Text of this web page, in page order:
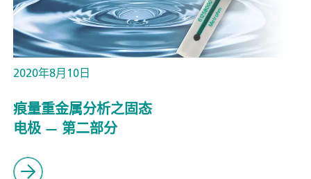
2020年8月10日
痕量重金属分析之固态
电极 — 第二部分